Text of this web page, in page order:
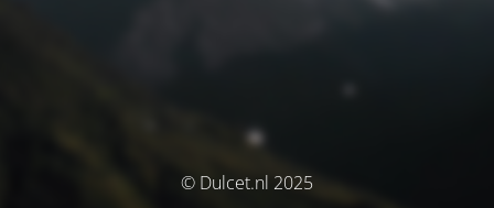
© Dulcet.nl 2025